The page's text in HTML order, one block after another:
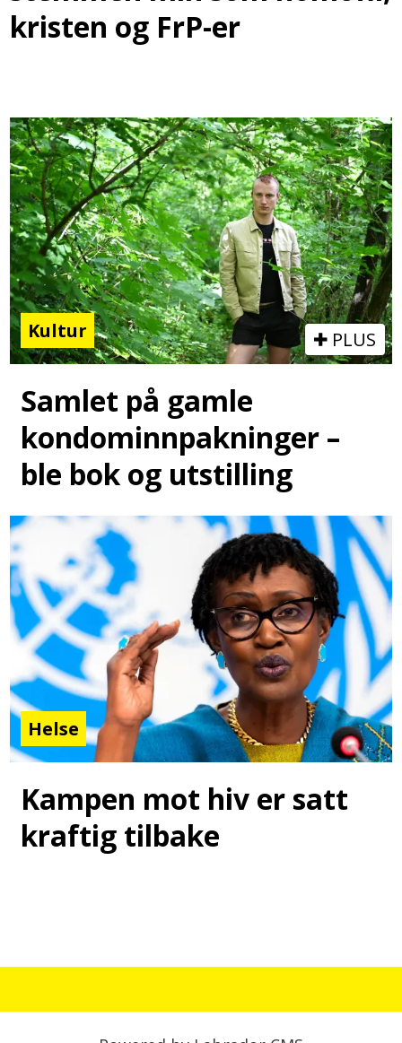
kristen og FrP-er
Kultur PLUS
Samlet på gamle
kondominnpakninger –
ble bok og utstilling
Helse
Kampen mot hiv er satt
kraftig tilbake